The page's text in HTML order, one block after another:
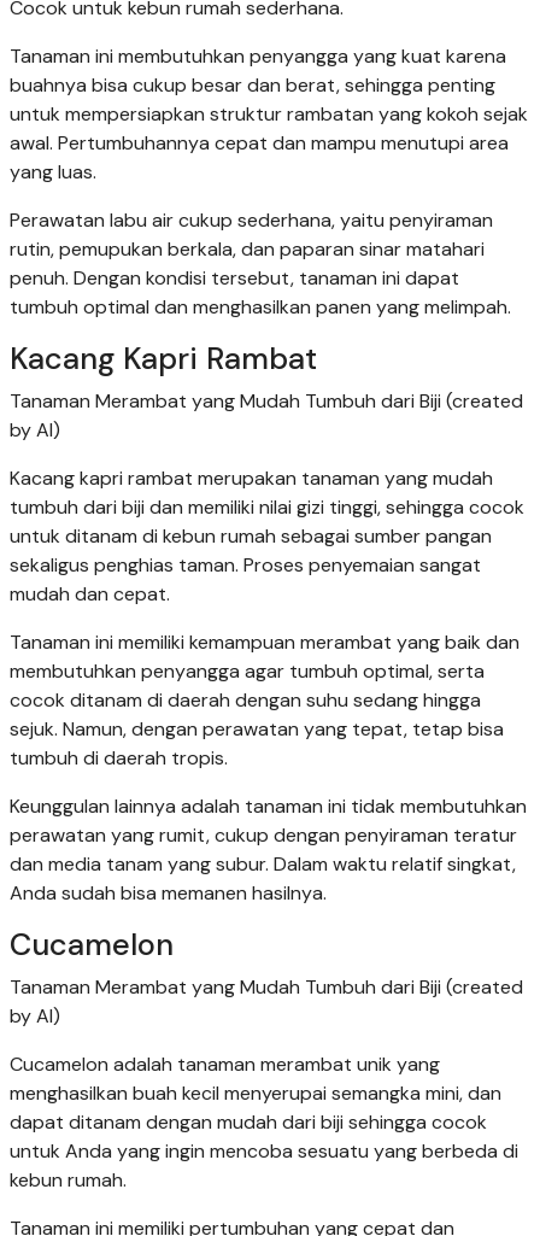
Cocok untuk kebun rumah sederhana.
Tanaman ini membutuhkan penyangga yang kuat karena
buahnya bisa cukup besar dan berat, sehingga penting
untuk mempersiapkan struktur rambatan yang kokoh sejak
awal. Pertumbuhannya cepat dan mampu menutupi area
yang luas.
Perawatan labu air cukup sederhana, yaitu penyiraman
rutin, pemupukan berkala, dan paparan sinar matahari
penuh. Dengan kondisi tersebut, tanaman ini dapat
tumbuh optimal dan menghasilkan panen yang melimpah.
Kacang Kapri Rambat
Tanaman Merambat yang Mudah Tumbuh dari Biji (created
by AI)
Kacang kapri rambat merupakan tanaman yang mudah
tumbuh dari biji dan memiliki nilai gizi tinggi, sehingga cocok
untuk ditanam di kebun rumah sebagai sumber pangan
sekaligus penghias taman. Proses penyemaian sangat
mudah dan cepat.
Tanaman ini memiliki kemampuan merambat yang baik dan
membutuhkan penyangga agar tumbuh optimal, serta
cocok ditanam di daerah dengan suhu sedang hingga
sejuk. Namun, dengan perawatan yang tepat, tetap bisa
tumbuh di daerah tropis.
Keunggulan lainnya adalah tanaman ini tidak membutuhkan
perawatan yang rumit, cukup dengan penyiraman teratur
dan media tanam yang subur. Dalam waktu relatif singkat,
Anda sudah bisa memanen hasilnya.
Cucamelon
Tanaman Merambat yang Mudah Tumbuh dari Biji (created
by AI)
Cucamelon adalah tanaman merambat unik yang
menghasilkan buah kecil menyerupai semangka mini, dan
dapat ditanam dengan mudah dari biji sehingga cocok
untuk Anda yang ingin mencoba sesuatu yang berbeda di
kebun rumah.
Tanaman ini memiliki pertumbuhan yang cepat dan